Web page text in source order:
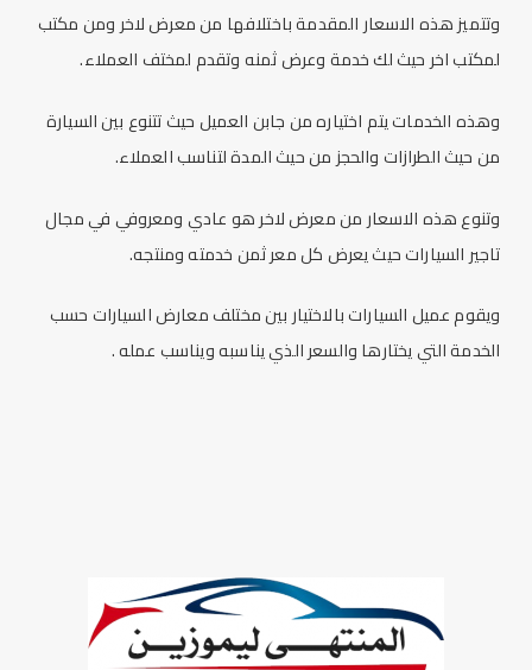
وتتميز هذه الاسعار المقدمة باختلافها من معرض لاخر ومن مكتب
لمكتب اخر حيث لك خدمة وعرض ثمنه وتقدم لمختف العملاء.
وهذه الخدمات يتم اختياره من جابن العميل حيث تتنوع بين السيارة
من حيث الطرازات والحجز من حيث المدة لتناسب العملاء.
وتنوع هذه الاسعار من معرض لاخر هو عادي ومعروفي في مجال
تاجير السيارات حيث يعرض كل معر ثمن خدمته ومنتجه.
ويقوم عميل السيارات بالاختيار بين مختلف معارض السيارات حسب
الخدمة التي يختارها والسعر الذي يناسبه ويناسب عمله .